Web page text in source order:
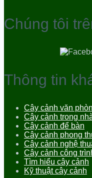
Chúng tôi
Thông tin
Cây cảnh văn
Cây cảnh trong
Cây cảnh để bàn
Cây cảnh phong
Cây cảnh nghệ
Cây cảnh công
Tìm hiểu cây cảnh
Kỹ thuật cây cảnh